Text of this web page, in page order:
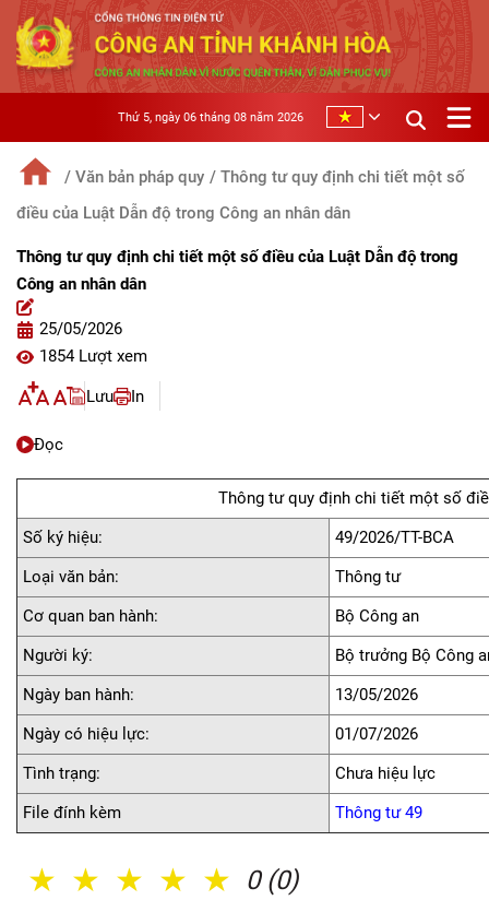
Thứ 5, ngày 06 tháng 08 năm 2026
/ Văn bản pháp quy / Thông tư quy định chi tiết một số
điều của Luật Dẫn độ trong Công an nhân dân
Thông tư quy định chi tiết một số điều của Luật Dẫn độ trong
Công an nhân dân
25/05/2026
1854 Lượt xem
Lưu In
Đọc
Thông tư quy định chi tiết một số
Số ký hiệu:
49/2026/TT-BCA
Loại văn bản:
Thông tư
Cơ quan ban hành:
Bộ Công an
Người ký:
Bộ trưởng Bộ Công
Ngày ban hành:
13/05/2026
Ngày có hiệu lực:
01/07/2026
Tình trạng:
Chưa hiệu lực
File đính kèm
Thông tư 49
0 (0)
5 Sao
4 Sao
3 Sao
2 Sao
1 Sao